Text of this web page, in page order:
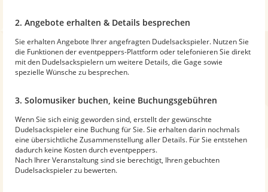
2. Angebote erhalten & Details besprechen
Sie erhalten Angebote Ihrer angefragten Dudelsackspieler. Nutzen Sie
die Funktionen der eventpeppers-Plattform oder telefonieren Sie direkt
mit den Dudelsackspielern um weitere Details, die Gage sowie
spezielle Wünsche zu besprechen.
3. Solomusiker buchen, keine Buchungsgebühren
Wenn Sie sich einig geworden sind, erstellt der gewünschte
Dudelsackspieler eine Buchung für Sie. Sie erhalten darin nochmals
eine übersichtliche Zusammenstellung aller Details. Für Sie entstehen
dadurch keine Kosten durch eventpeppers.
Nach Ihrer Veranstaltung sind sie berechtigt, Ihren gebuchten
Dudelsackspieler zu bewerten.